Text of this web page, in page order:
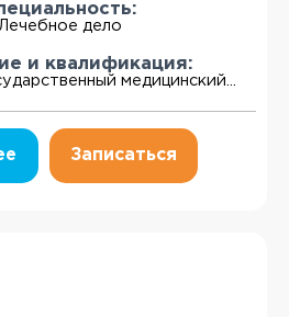
Лечебное дело
и квалификация:
медицинский...
Записаться